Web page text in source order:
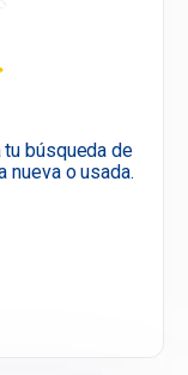
tu búsqueda de
nueva o usada.